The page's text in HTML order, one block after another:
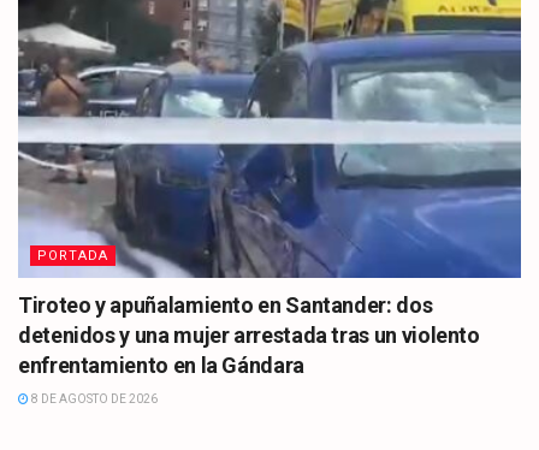
PORTADA
Tiroteo y apuñalamiento en Santander: dos
detenidos y una mujer arrestada tras un violento
enfrentamiento en la Gándara
8 DE AGOSTO DE 2026